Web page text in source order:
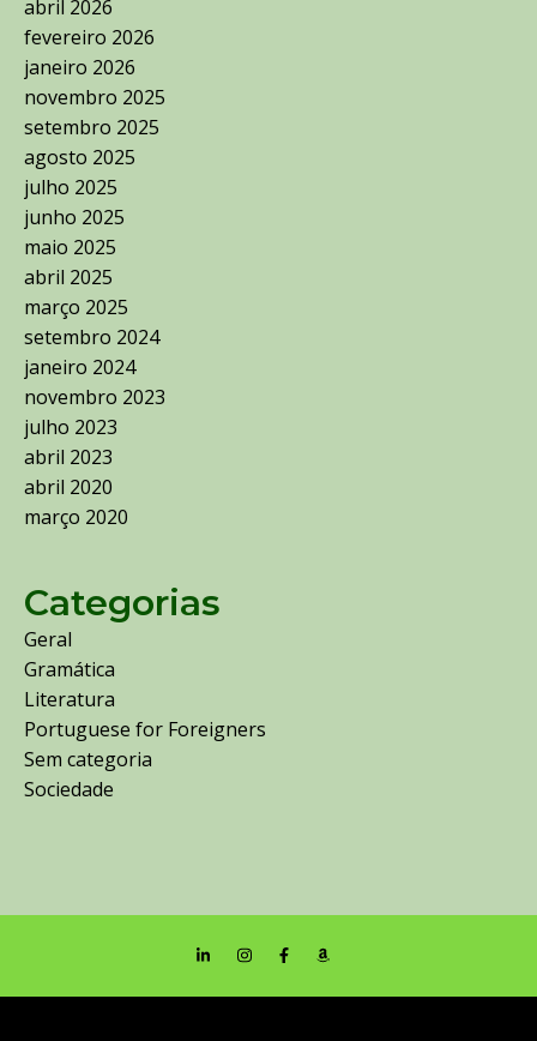
abril 2026
fevereiro 2026
janeiro 2026
novembro 2025
setembro 2025
agosto 2025
julho 2025
junho 2025
maio 2025
abril 2025
março 2025
setembro 2024
janeiro 2024
novembro 2023
julho 2023
abril 2023
abril 2020
março 2020
Categorias
Geral
Gramática
Literatura
Portuguese for Foreigners
Sem categoria
Sociedade